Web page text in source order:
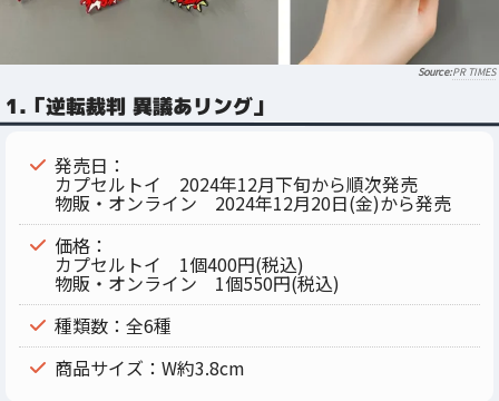
PR TIMES
1.「逆転裁判 異議あリング」
発売日：
カプセルトイ 2024年12月下旬から順次発売
物販・オンライン 2024年12月20日(金)から発売
価格：
カプセルトイ 1個400円(税込)
物販・オンライン 1個550円(税込)
種類数：全6種
商品サイズ：W約3.8cm